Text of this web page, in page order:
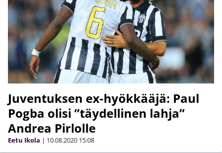
Juventuksen ex-hyökkääjä: Paul
Pogba olisi ”täydellinen lahja”
Andrea Pirlolle
Eetu Ikola | 10.08.2020 15:08